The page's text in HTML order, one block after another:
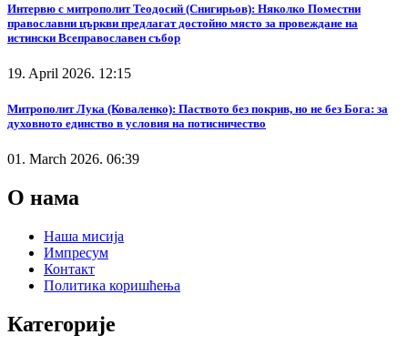
Интервю с митрополит Теодосий (Снигирьов): Няколко Поместни
православни църкви предлагат достойно място за провеждане на
истински Всеправославен събор
19. April 2026. 12:15
Митрополит Лука (Коваленко): Паството без покрив, но не без Бога: за
духовното единство в условия на потисничество
01. March 2026. 06:39
О нама
Наша мисија
Импресум
Контакт
Политика коришћења
Категорије